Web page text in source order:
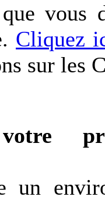
vous
Cliquez
sur les
votre
un